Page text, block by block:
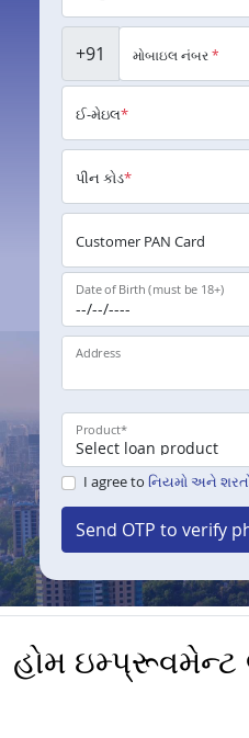
+91 મોબાઇલ નંબર*
ઈ-મેઇલ*
પીન કોડ*
Customer PAN Card
Date of Birth (must be 18+)
Address
Product*
I agree to નિયમો અને
Send OTP to verify
હોમ ઇમ્પ્રૂવમેન્ટ